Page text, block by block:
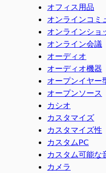
オフィス用品
オンラインコミ
オンラインショ
オンライン会議
オーディオ
オーディオ機器
オープンイヤー
オープンソース
カシオ
カスタマイズ
カスタマイズ性
カスタムPC
カスタム可能な
カメラ